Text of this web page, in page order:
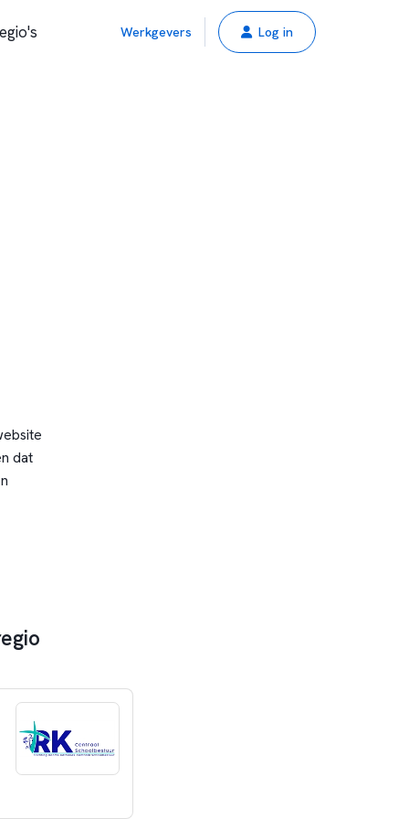
Werkgevers Log in
dat